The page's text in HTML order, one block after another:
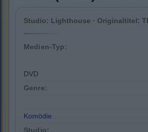
Studio: Lighthouse · Originaltitel:
Medien-Typ:
DVD
Genre:
Komödie
Studio: